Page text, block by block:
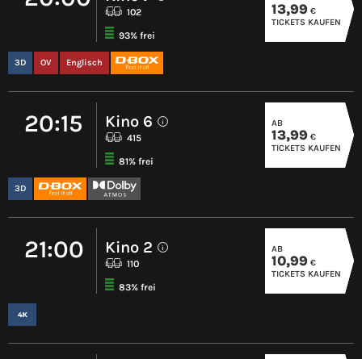
102
93% frei
3D OV Englisch
13,99 €
TICKETS KAUFEN
20:15 Kino 6 i
415
81% frei
3D
AB
13,99 €
TICKETS KAUFEN
21:00 Kino 2 i
110
83% frei
AB
10,99 €
TICKETS KAUFEN